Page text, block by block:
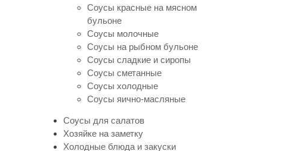
Соусы красные на мясном
бульоне
Соусы молочные
Соусы на рыбном бульоне
Соусы сладкие и сиропы
Соусы сметанные
Соусы холодные
Соусы яично-масляные
Соусы для салатов
Хозяйке на заметку
Холодные блюда и закуски